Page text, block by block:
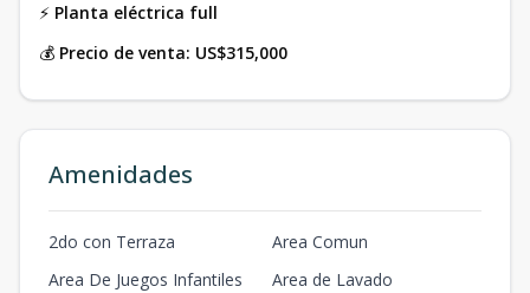
⚡ Planta eléctrica full
💰 Precio de venta: US$315,000
Amenidades
2do con Terraza
Area Comun
Area De Juegos Infantiles
Area de Lavado